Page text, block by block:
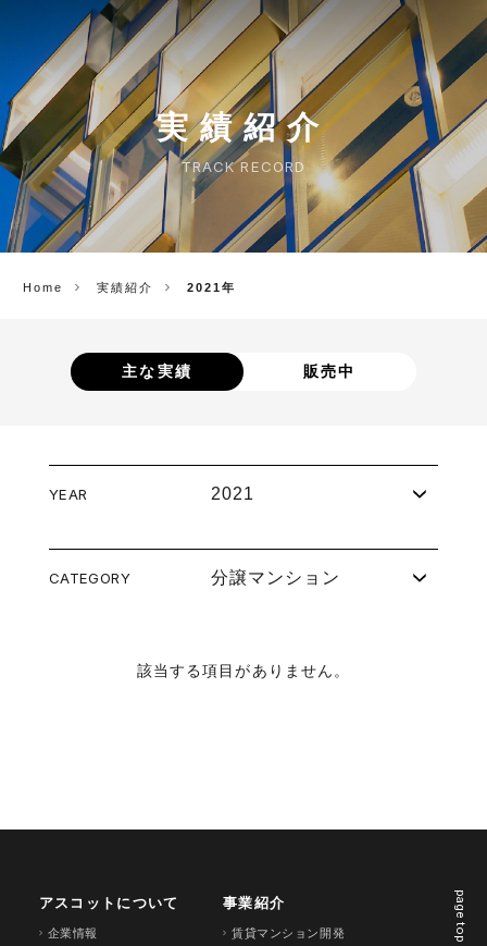
CORP.
実績紹介
TRACK RECORD
主な実績 販売中
Home 実績紹介 2021年
YEAR 2021
CATEGORY 分譲マンション
該当する項目がありません。
page top
アスコットについて
企業情報
事業紹介
賃貸マンション開発